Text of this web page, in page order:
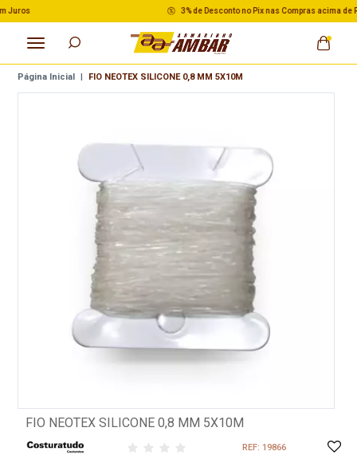
3% de Desconto no Pix nas Compras acima de R$ 500,00
Página Inicial | FIO NEOTEX SILICONE 0,8 MM 5X10M
FIO NEOTEX SILICONE 0,8 MM 5X10M
REF: 19866